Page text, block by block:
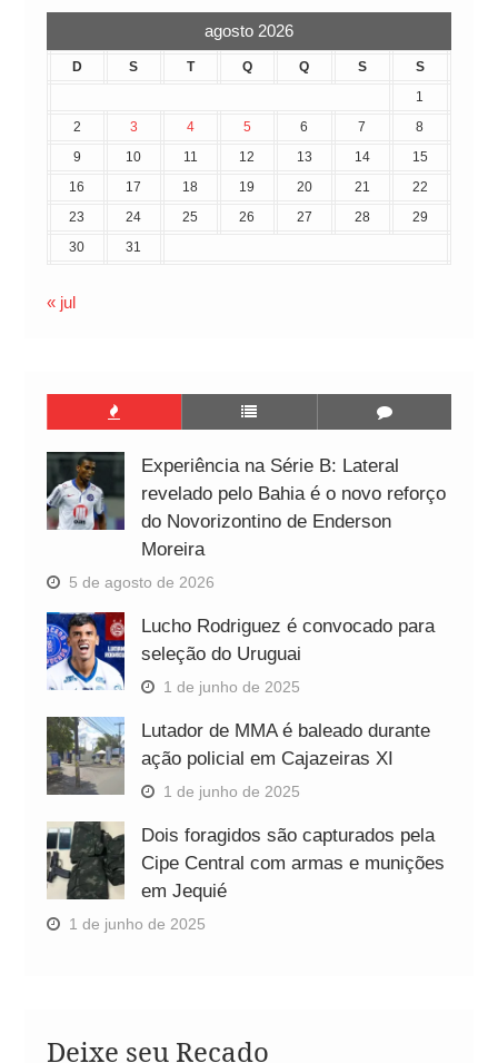
agosto 2026
D S T Q Q S
S
1
2
3 4 5 6 7
8
9
10 11 12 13 14
15
16
17 18 19 20 21
22
23
24 25 26 27 28
29
30
31
« jul
Experiência na Série B: Lateral
revelado pelo Bahia é o novo reforço
do Novorizontino de Enderson
Moreira
5 de agosto de 2026
Lucho Rodriguez é convocado para
seleção do Uruguai
1 de junho de 2025
Lutador de MMA é baleado durante
ação policial em Cajazeiras XI
1 de junho de 2025
Dois foragidos são capturados pela
Cipe Central com armas e munições
em Jequié
1 de junho de 2025
Deixe seu Recado